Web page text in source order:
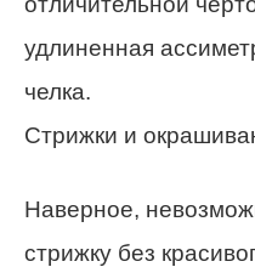
удлиненная
челка.
Стрижки и
Наверное,
стрижку без